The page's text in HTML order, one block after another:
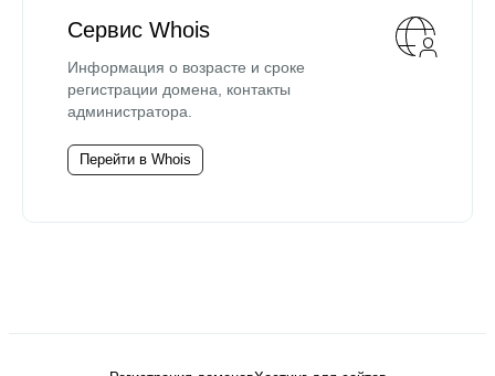
Сервис Whois
Информация о возрасте и сроке
регистрации домена, контакты
администратора.
Перейти в Whois